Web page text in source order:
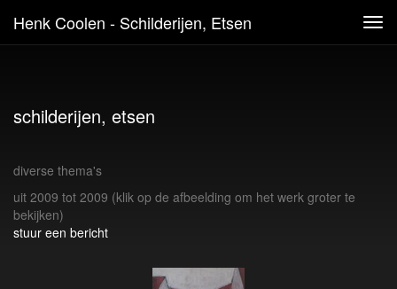
Henk Coolen - Schilderijen, Etsen
schilderijen, etsen
diverse thema's
uit 2009 tot 2009 (klik op de afbeelding om het werk groter te
bekijken)
stuur een bericht